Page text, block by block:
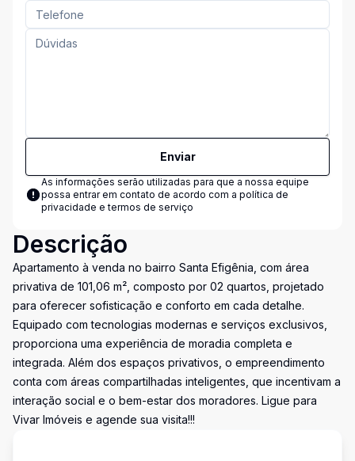
Enviar
As informações serão utilizadas para que a nossa equipe
possa entrar em contato de acordo com a política de
privacidade e termos de serviço
Descrição
Apartamento à venda no bairro Santa Efigênia, com área
privativa de 101,06 m², composto por 02 quartos, projetado
para oferecer sofisticação e conforto em cada detalhe.
Equipado com tecnologias modernas e serviços exclusivos,
proporciona uma experiência de moradia completa e
integrada. Além dos espaços privativos, o empreendimento
conta com áreas compartilhadas inteligentes, que incentivam a
interação social e o bem-estar dos moradores. Ligue para
Vivar Imóveis e agende sua visita!!!